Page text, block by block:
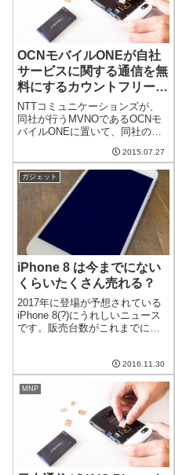
OCNモバイルONEが自社
サービスに関する通信を無
料にするカウントフリー機
能を開始
NTTコミュニケーションズが、
同社が行うMVNOであるOCNモ
バイルONEに置いて、同社の提
を無料にする「カウントフリー
機能」を開始しました。どのよ
うな場合に役に立つ機能なので
しょうか？また、どうやれば適
用される...
2015.07.27
ガジェット
iPhone 8 は今までにない
くらいたくさん売れる？
2017年に登場が予想されている
iPhone 8(?)にうれしいニュース
です。販売台数がこれまでにな
2016年のiPhoneは不調でしたの
で、巻き返しのいい機会でしょ
うか。1億5,00...
2016.11.30
MNP